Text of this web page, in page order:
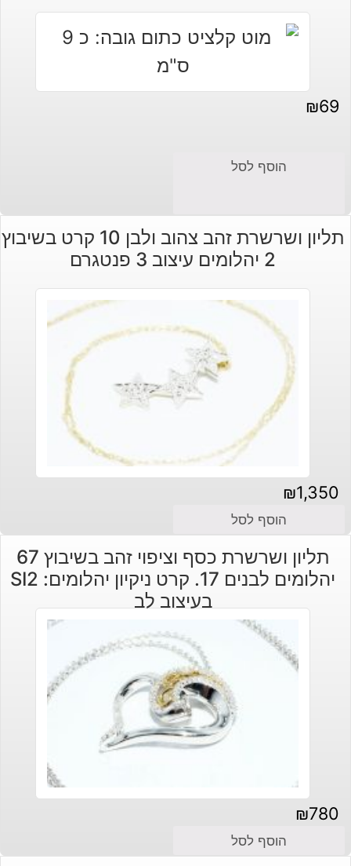
₪69
הוסף לסל
תליון ושרשרת זהב צהוב ולבן 10 קרט בשיבוץ
2 יהלומים עיצוב 3 פנטגרם
₪1,350
הוסף לסל
תליון ושרשרת כסף וציפוי זהב בשיבוץ 67
יהלומים לבנים 17. קרט ניקיון יהלומים: SI2
בעיצוב לב
₪780
הוסף לסל